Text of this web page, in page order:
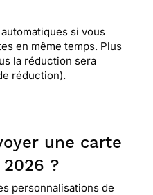
si vous
en même temps. Plus
la réduction sera
réduction).
une carte
?
personnalisations de